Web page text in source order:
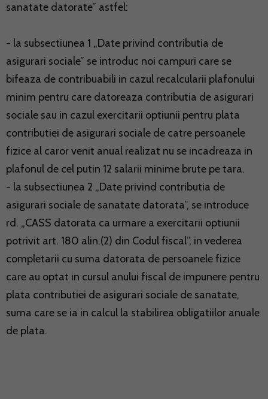
sanatate datorate” astfel:
- la subsectiunea 1 „Date privind contributia de
asigurari sociale” se introduc noi campuri care se
bifeaza de contribuabili in cazul recalcularii plafonului
minim pentru care datoreaza contributia de asigurari
sociale sau in cazul exercitarii optiunii pentru plata
contributiei de asigurari sociale de catre persoanele
fizice al caror venit anual realizat nu se incadreaza in
plafonul de cel putin 12 salarii minime brute pe tara.
- la subsectiunea 2 „Date privind contributia de
asigurari sociale de sanatate datorata”, se introduce
rd. „CASS datorata ca urmare a exercitarii optiunii
potrivit art. 180 alin.(2) din Codul fiscal”, in vederea
completarii cu suma datorata de persoanele fizice
care au optat in cursul anului fiscal de impunere pentru
plata contributiei de asigurari sociale de sanatate,
suma care se ia in calcul la stabilirea obligatiilor anuale
de plata.